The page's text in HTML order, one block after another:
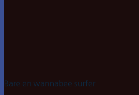
Bare en wannabee surfer